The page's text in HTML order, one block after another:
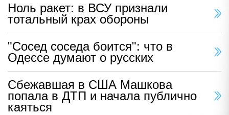
Ноль ракет: в ВСУ признали
тотальный крах обороны
"Сосед соседа боится": что в
Одессе думают о русских
Сбежавшая в США Машкова
попала в ДТП и начала публично
каяться